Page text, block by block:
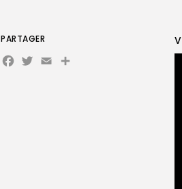
PARTAGER
Facebook
Twitter
EmailPartager